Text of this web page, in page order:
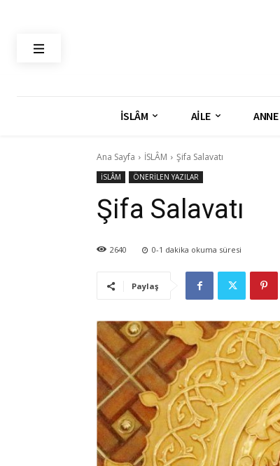
İSLÂM AİLE ANNE
Ana Sayfa İSLÂM Şifa Salavatı
İSLÂM ÖNERİLEN YAZILAR
Şifa Salavatı
2640 0-1 dakika okuma süresi
Paylaş